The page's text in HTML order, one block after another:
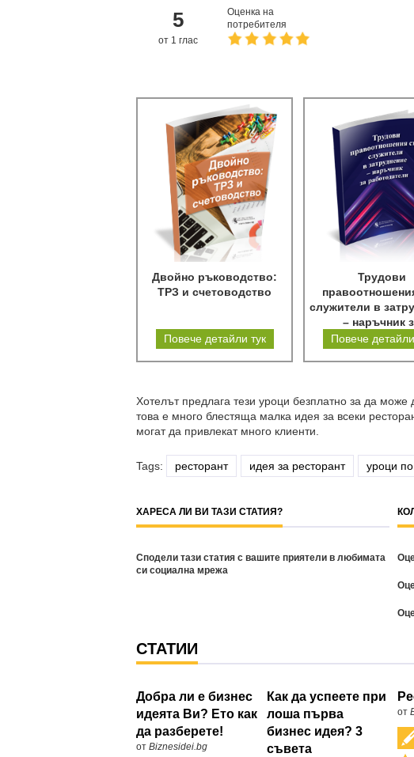
5
от 1 глас
Оценка на
потребителя
Двойно ръководство:
ТРЗ и счетоводство
Повече детайли тук
Трудови
служители в
– наръчник
Повече
Хотелът предлага тези уроци безплатно за да
това е много блестяща малка идея за всеки
могат да привлекат много клиенти.
Tags: ресторант идея за ресторант уроци
ХАРЕСА ЛИ ВИ ТАЗИ СТАТИЯ?
Сподели тази статия с вашите приятели в любимата
си социална мрежа
СТАТИИ
Добра ли е бизнес
идеята Ви? Ето как
да разберете!
от Biznesidei.bg
Как да успеете при
лоша първа
бизнес идея? 3
съвета
от